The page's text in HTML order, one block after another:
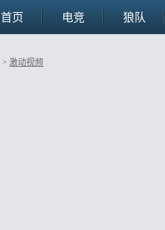
首页 电竞 狼队
> 激动视频